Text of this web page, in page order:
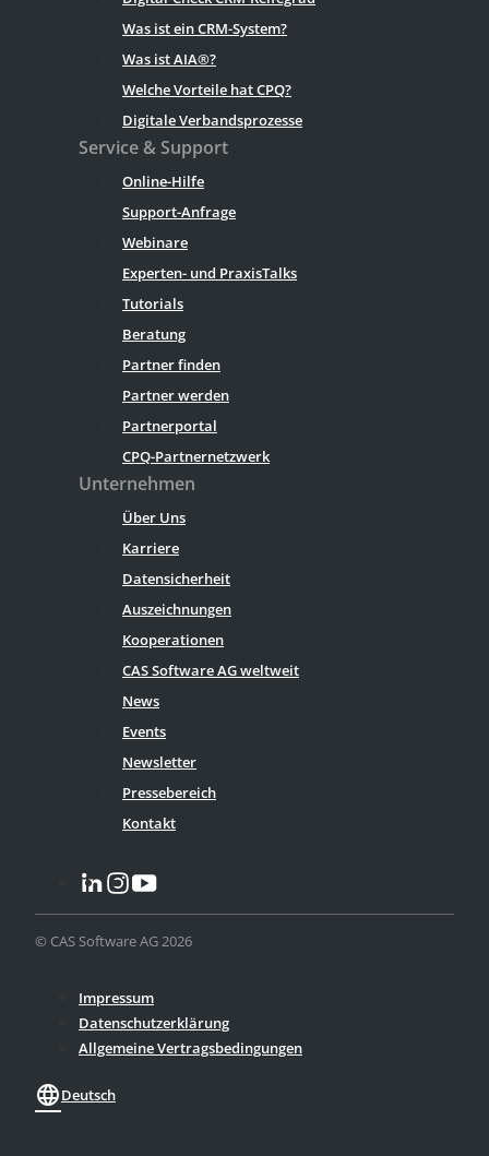
Was ist ein CRM-System?
Was ist AIA®?
Welche Vorteile hat CPQ?
Digitale Verbandsprozesse
Service & Support
Online-Hilfe
Support-Anfrage
Webinare
Experten- und PraxisTalks
Tutorials
Beratung
Partner finden
Partner werden
Partnerportal
CPQ-Partnernetzwerk
Unternehmen
Über Uns
Karriere
Datensicherheit
Auszeichnungen
Kooperationen
CAS Software AG weltweit
News
Events
Newsletter
Pressebereich
Kontakt
© CAS Software AG 2026
Impressum
Datenschutzerklärung
Allgemeine Vertragsbedingungen
languageDeutsch